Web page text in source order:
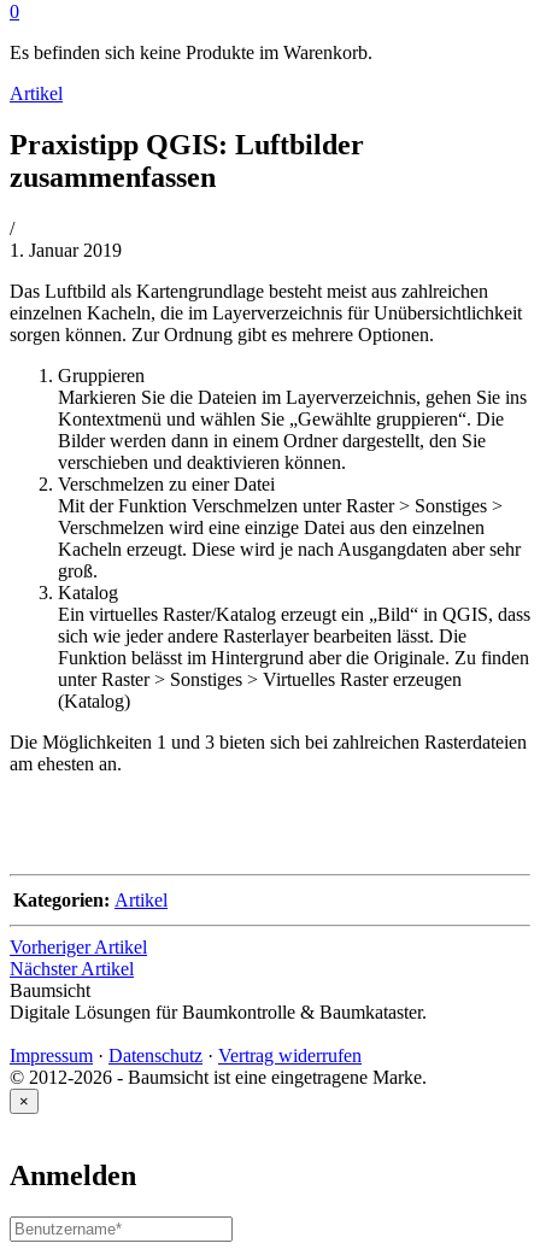
0
Es befinden sich keine Produkte im Warenkorb.
Artikel
Praxistipp QGIS: Luftbilder
zusammenfassen
von
Philipp
/
1. Januar 2019
Das Luftbild als Kartengrundlage besteht meist aus zahlreichen
einzelnen Kacheln, die im Layerverzeichnis für Unübersichtlichkeit
sorgen können. Zur Ordnung gibt es mehrere Optionen.
Gruppieren
Markieren Sie die Dateien im Layerverzeichnis, gehen Sie ins
Kontextmenü und wählen Sie „Gewählte gruppieren“. Die
Bilder werden dann in einem Ordner dargestellt, den Sie
verschieben und deaktivieren können.
Verschmelzen zu einer Datei
Mit der Funktion Verschmelzen unter Raster > Sonstiges >
Verschmelzen wird eine einzige Datei aus den einzelnen
Kacheln erzeugt. Diese wird je nach Ausgangdaten aber sehr
groß.
Katalog
Ein virtuelles Raster/Katalog erzeugt ein „Bild“ in QGIS, dass
sich wie jeder andere Rasterlayer bearbeiten lässt. Die
Funktion belässt im Hintergrund aber die Originale. Zu finden
unter Raster > Sonstiges > Virtuelles Raster erzeugen
(Katalog)
Die Möglichkeiten 1 und 3 bieten sich bei zahlreichen Rasterdateien
am ehesten an.
Kategorien: Artikel
Vorheriger Artikel
Nächster Artikel
Baumsicht
Digitale Lösungen für Baumkontrolle & Baumkataster.
Impressum · Datenschutz · Vertrag widerrufen
© 2012-2026 - Baumsicht ist eine eingetragene Marke.
×
Anmelden
Benutzername